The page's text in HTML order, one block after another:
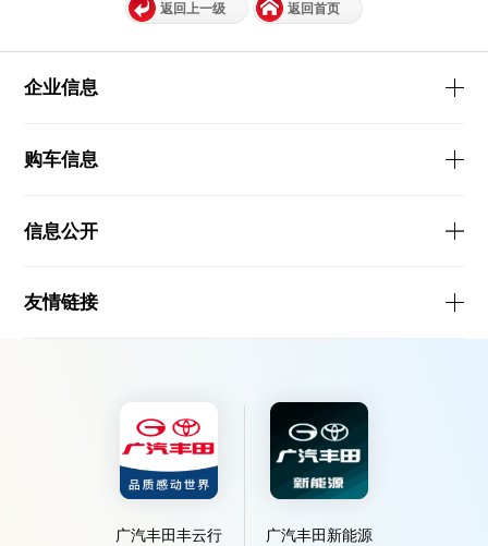
返回上一级 返回首页
企业信息
购车信息
信息公开
友情链接
广汽丰田丰云行 广汽丰田新能源